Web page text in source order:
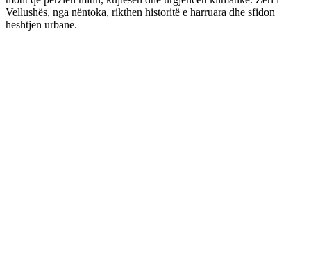
Vellushës, nga nëntoka, rikthen historitë e harruara dhe sfidon
heshtjen urbane.